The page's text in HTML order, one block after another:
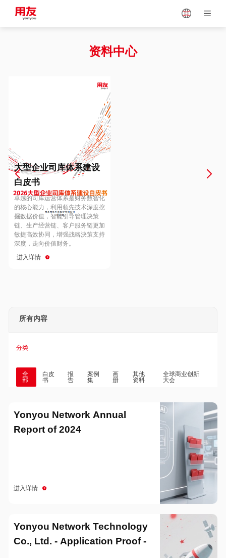
Vietnam
Europe
Hungary
Hong Kong
资料中心
大型企业司库体系建设
白皮书
卓越的司库运营体系是财务数智化
的核心能力，利用领先技术深度挖
掘数据价值，智能引导管理决策
链、生产经营链、客户服务链更加
敏捷高效协同，增强战略決策支持
深度，走向价值财务。
进入详情
所有内容
分类
全
部
白皮
书
报
告
案例
集
画
册
其他
资料
全球商业创新
大会
Yonyou Network Annual
Report of 2024
进入详情
Yonyou Network Technology
Co., Ltd. - Application Proof -